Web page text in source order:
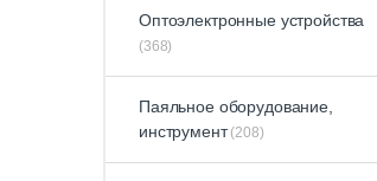
Оптоэлектронные устройства
(368)
Паяльное оборудование,
инструмент(208)